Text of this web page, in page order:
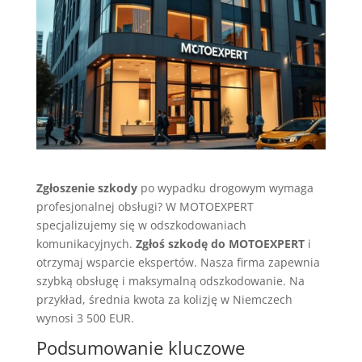
Zgłoszenie szkodypo wypadku drogowym wymaga
profesjonalnej obsługi? W MOTOEXPERT
specjalizujemy się w odszkodowaniach
komunikacyjnych. Zgłoś szkodę do MOTOEXPERTi
otrzymaj wsparcie ekspertów. Nasza firma zapewnia
szybką obsługę i maksymalną odszkodowanie. Na
przykład, średnia kwota za kolizję w Niemczech
wynosi 3 500 EUR.
Podsumowanie kluczowe